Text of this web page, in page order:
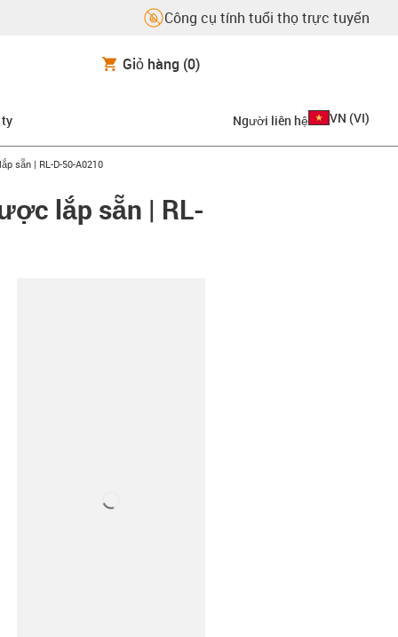
Công cụ tính tuổi thọ trực tuyến
Giỏ hàng (0)
ty Người liên hệ VN (VI)
sẵn | RL-D-50-A0210
lắp sẵn | RL-